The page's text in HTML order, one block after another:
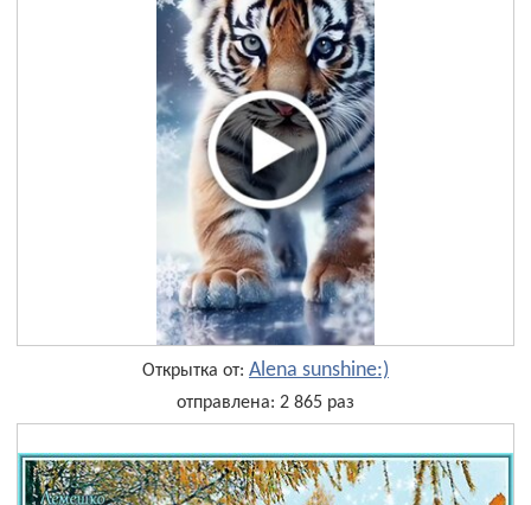
Открытка от: Alena sunshine:)
отправлена: 2 865 раз